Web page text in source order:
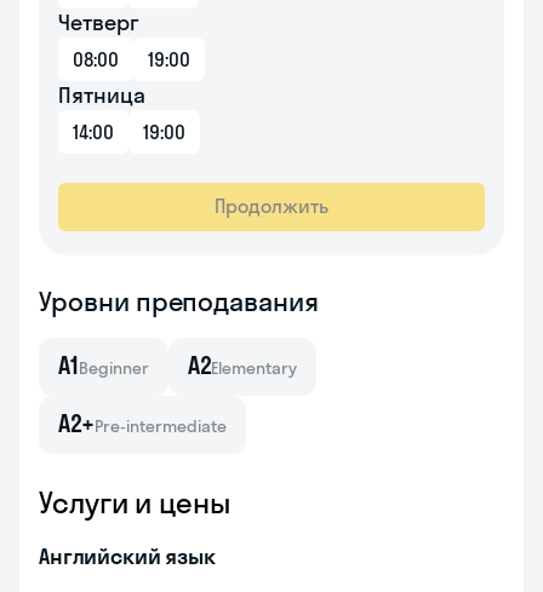
Четверг
08:00 19:00
Пятница
14:00 19:00
Продолжить
Уровни преподавания
A1Beginner A2Elementary
A2+Pre-intermediate
Услуги и цены
Английский язык